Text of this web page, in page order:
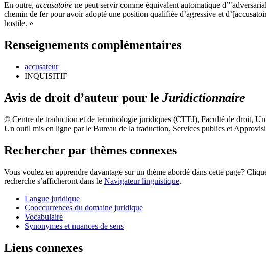
En outre, accusatoire ne peut servir comme équivalent automatique d’"adversarial
chemin de fer pour avoir adopté une position qualifiée d’agressive et
hostile. »
Renseignements complémentaires
accusateur
INQUISITIF
Avis de droit d’auteur pour le Juridictionnaire
© Centre de traduction et de terminologie juridiques (CTTJ), Faculté de droit,
Un outil mis en ligne par le Bureau de la traduction, Services publics et
Rechercher par thèmes connexes
Vous voulez en apprendre davantage sur un thème abordé dans cette page?
recherche s’afficheront dans le Navigateur linguistique.
Langue juridique
Cooccurrences du domaine juridique
Vocabulaire
Synonymes et nuances de sens
Liens connexes